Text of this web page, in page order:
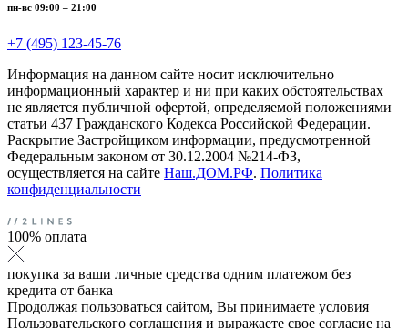
пн-вс 09:00 – 21:00
+7 (495) 123-45-76
Информация на данном сайте носит исключительно
информационный характер и ни при каких обстоятельствах
не является публичной офертой, определяемой положениями
статьи 437 Гражданского Кодекса Российской Федерации.
Раскрытие Застройщиком информации, предусмотренной
Федеральным законом от 30.12.2004 №214-ФЗ,
осуществляется на сайте Наш.ДОМ.РФ. Политика
конфиденциальности
100% оплата
покупка за ваши личные средства одним платежом без
кредита от банка
Продолжая пользоваться сайтом, Вы принимаете условия
Пользовательского соглашения и выражаете свое согласие на